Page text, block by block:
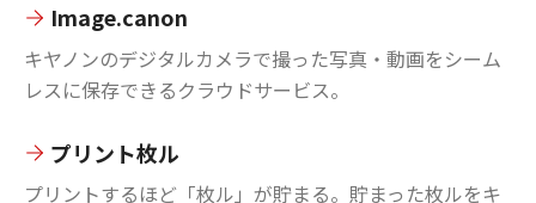
Image.canon
キヤノンのデジタルカメラで撮った写真・動画をシーム
レスに保存できるクラウドサービス。
プリント枚ル
プリントするほど「枚ル」が貯まる。貯まった枚ルをキ